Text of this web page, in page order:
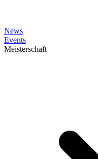
News
Events
Meisterschaft